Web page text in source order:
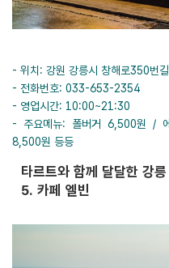
- 위치: 강원 강릉시 창해로350번
- 전화번호: 033-653-2354
- 영업시간: 10:00~21:30
- 주요메뉴: 폴버거 6,500원 /
8,500원 등등
타르트와 함께 달달한 강
5. 카페 엘빈